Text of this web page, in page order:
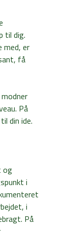
til dig.
med, er
få
På
din ide.
og
i
i
På